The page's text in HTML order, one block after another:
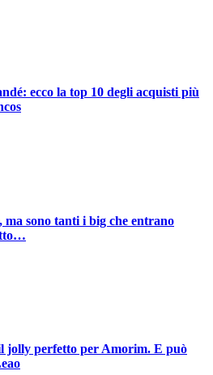
ecco la top 10 degli acquisti più
ma sono tanti i big che entrano
jolly perfetto per Amorim. E può